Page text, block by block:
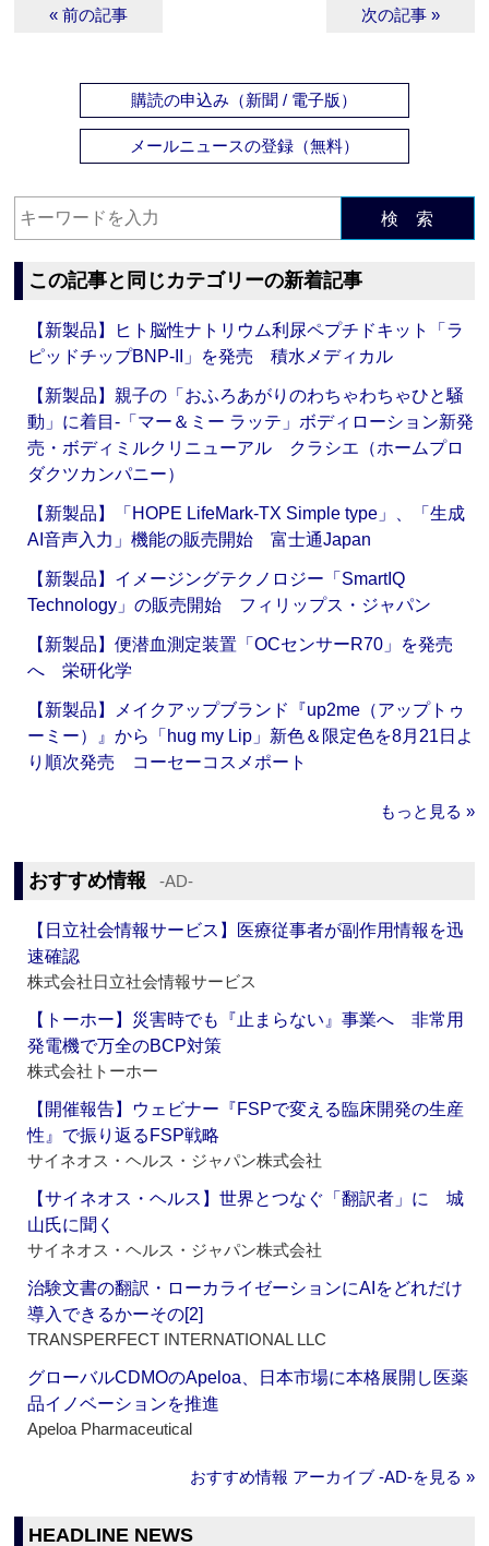
« 前の記事 次の記事 »
購読の申込み（新聞 / 電子版）
メールニュースの登録（無料）
検 索
この記事と同じカテゴリーの新着記事
【新製品】ヒト脳性ナトリウム利尿ペプチドキット「ラ
ピッドチップBNP-II」を発売 積水メディカル
【新製品】親子の「おふろあがりのわちゃわちゃひと騒
動」に着目‐「マー＆ミー ラッテ」ボディローション新発
売・ボディミルクリニューアル クラシエ（ホームプロ
ダクツカンパニー）
【新製品】「HOPE LifeMark-TX Simple type」、「生成
AI音声入力」機能の販売開始 富士通Japan
【新製品】イメージングテクノロジー「SmartIQ
Technology」の販売開始 フィリップス・ジャパン
【新製品】便潜血測定装置「OCセンサーR70」を発売
へ 栄研化学
【新製品】メイクアップブランド『up2me（アップトゥ
ーミー）』から「hug my Lip」新色＆限定色を8月21日よ
り順次発売 コーセーコスメポート
もっと見る »
おすすめ情報 ‐AD‐
【日立社会情報サービス】医療従事者が副作用情報を迅
速確認
株式会社日立社会情報サービス
【トーホー】災害時でも『止まらない』事業へ 非常用
発電機で万全のBCP対策
株式会社トーホー
【開催報告】ウェビナー『FSPで変える臨床開発の生産
性』で振り返るFSP戦略
サイネオス・ヘルス・ジャパン株式会社
【サイネオス・ヘルス】世界とつなぐ「翻訳者」に 城
山氏に聞く
サイネオス・ヘルス・ジャパン株式会社
治験文書の翻訳・ローカライゼーションにAIをどれだけ
導入できるかーその[2]
TRANSPERFECT INTERNATIONAL LLC
グローバルCDMOのApeloa、日本市場に本格展開し医薬
品イノベーションを推進
Apeloa Pharmaceutical
おすすめ情報 アーカイブ ‐AD‐を見る »
HEADLINE NEWS